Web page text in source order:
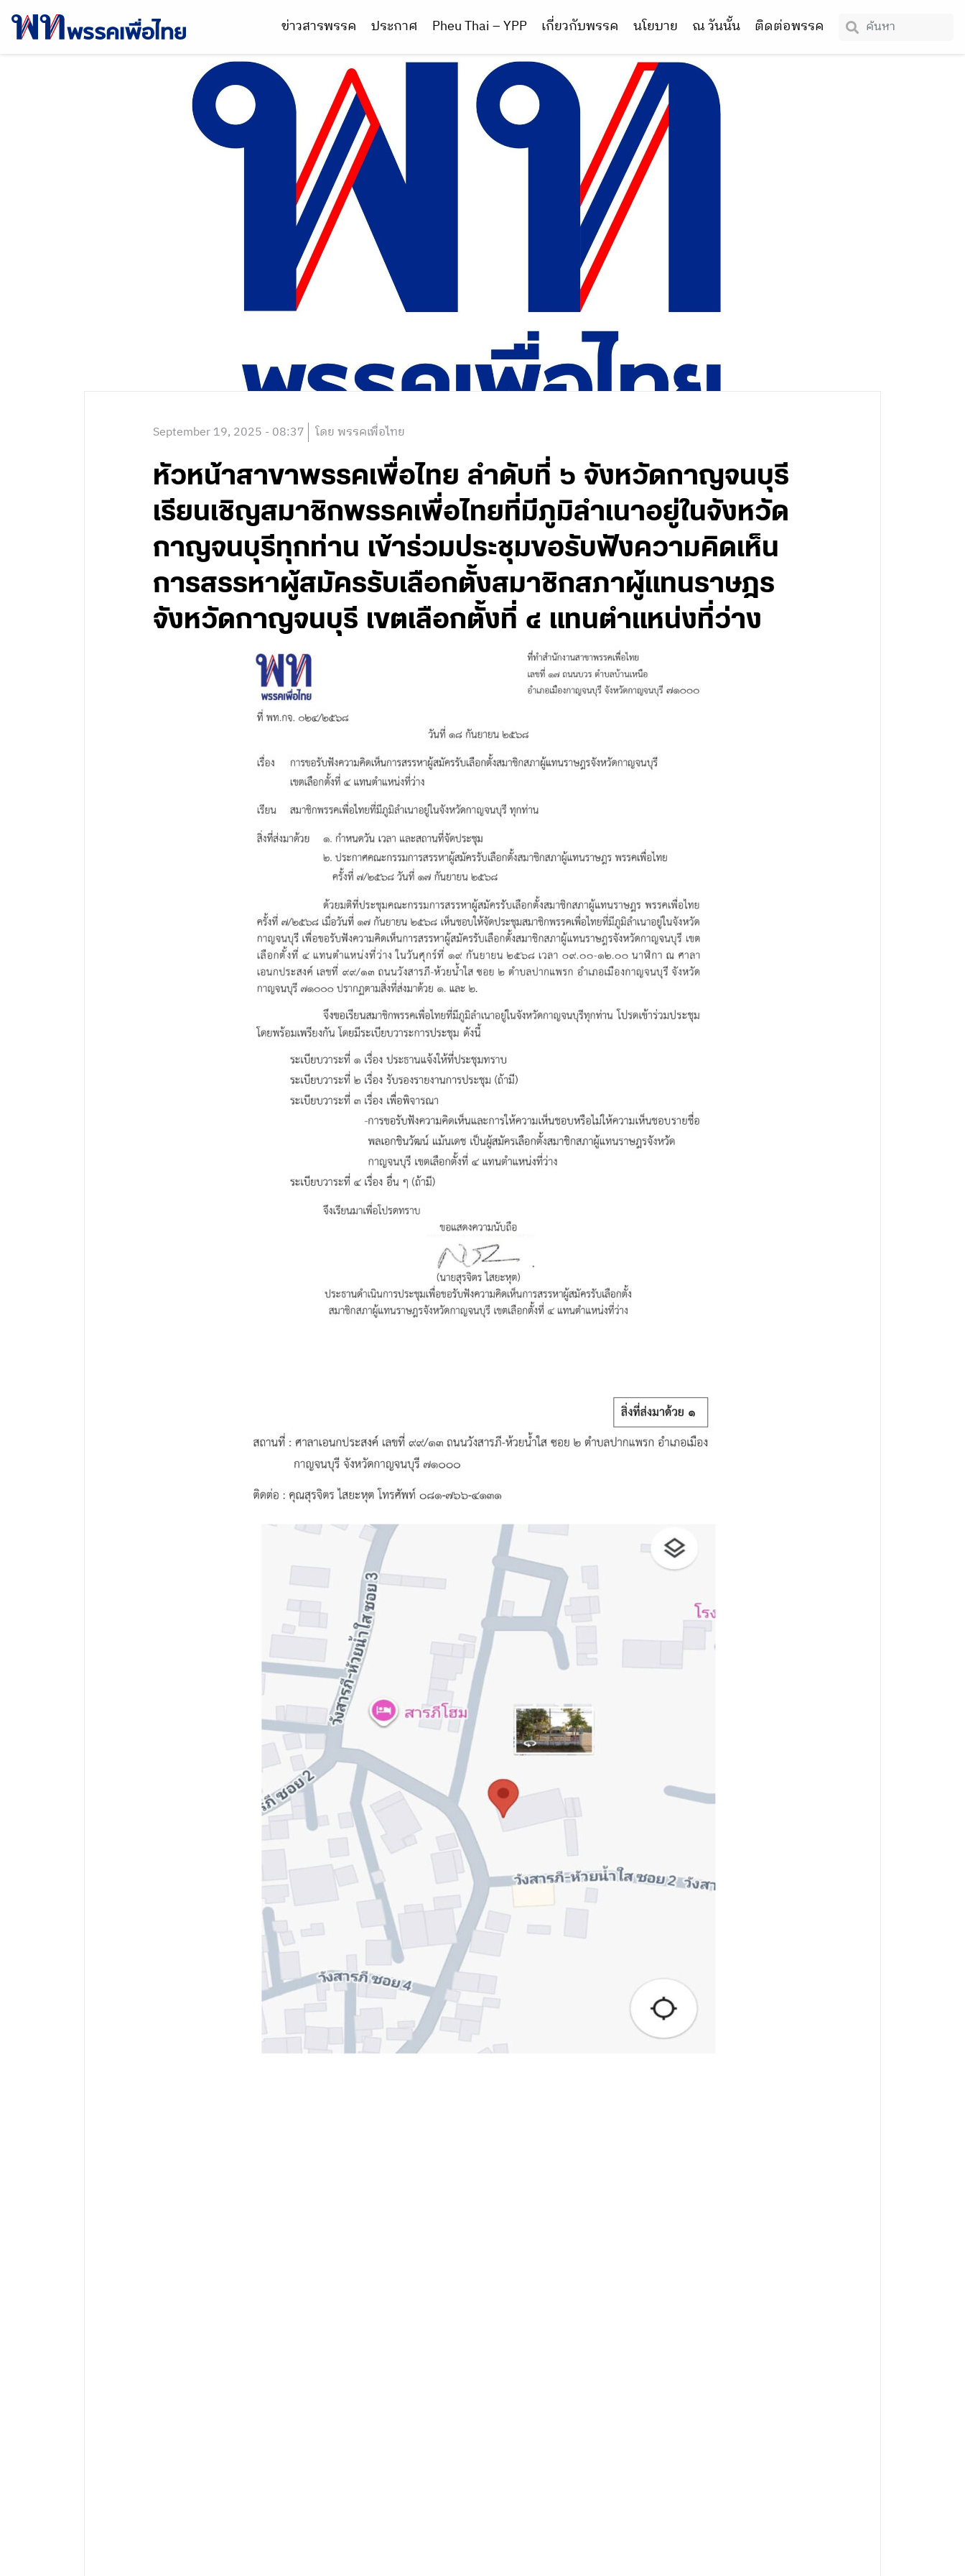
ข่าวสารพรรค ประกาศ Pheu Thai – YPP เกี่ยวกับพรรค นโยบาย ณ วันนั้น ติดต่อพรรค
September 19, 2025 - 08:37 โดย พรรคเพื่อไทย
หัวหน้าสาขาพรรคเพื่อไทย ลำดับที่ ๖ จังหวัดกาญจนบุรี
เรียนเชิญสมาชิกพรรคเพื่อไทยที่มีภูมิลำเนาอยู่ในจังหวัด
กาญจนบุรีทุกท่าน เข้าร่วมประชุมขอรับฟังความคิดเห็น
การสรรหาผู้สมัครรับเลือกตั้งสมาชิกสภาผู้แทนราษฎร
จังหวัดกาญจนบุรี เขตเลือกตั้งที่ ๔ แทนตำแหน่งที่ว่าง